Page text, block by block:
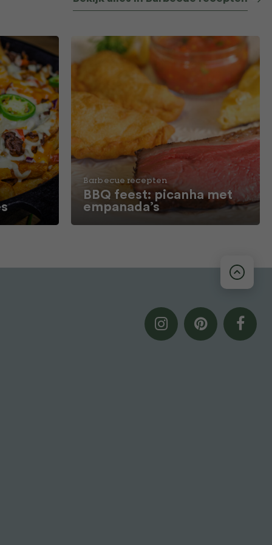
Barbecue recepten
BBQ feest: picanha met
empanada’s